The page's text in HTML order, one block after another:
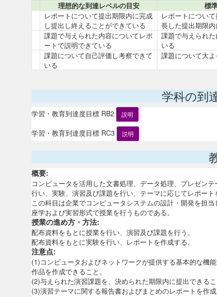
理想的な到達レベルの目安
標
レポートについて提出期限内に完成
し提出し終えることができている
レポートについ
長した提出期限
課題で与えられた内容についてレポ
ートで説明できている
課題で与えられ
いる
課題について自己評価し考察できて
いる
課題について大
学科の到
学習・教育到達度目標 RB2 説明
学習・教育到達度目標 RC3 説明
概要:
コンピュータを活用した文書処理、データ処理、プレゼン
行い、実験、演習及び課題を行い、テーマに応じてレポー
この科目は企業でコンピュータシステムの設計・開発を担
座学および実習形式で授業を行うものである。
授業の進め方・方法:
配布資料をもとに授業を行い、演習及び課題を行う。
配布資料をもとに実験を行い、レポートを作成する。
注意点:
(1)コンピュータおよびネットワークが提供する基本的な機
作品を作成できること。
(2)与えられた演習課題を、決められた期限内に提出できる
(3)演習テーマに関する報告書およびまとめのレポートを作